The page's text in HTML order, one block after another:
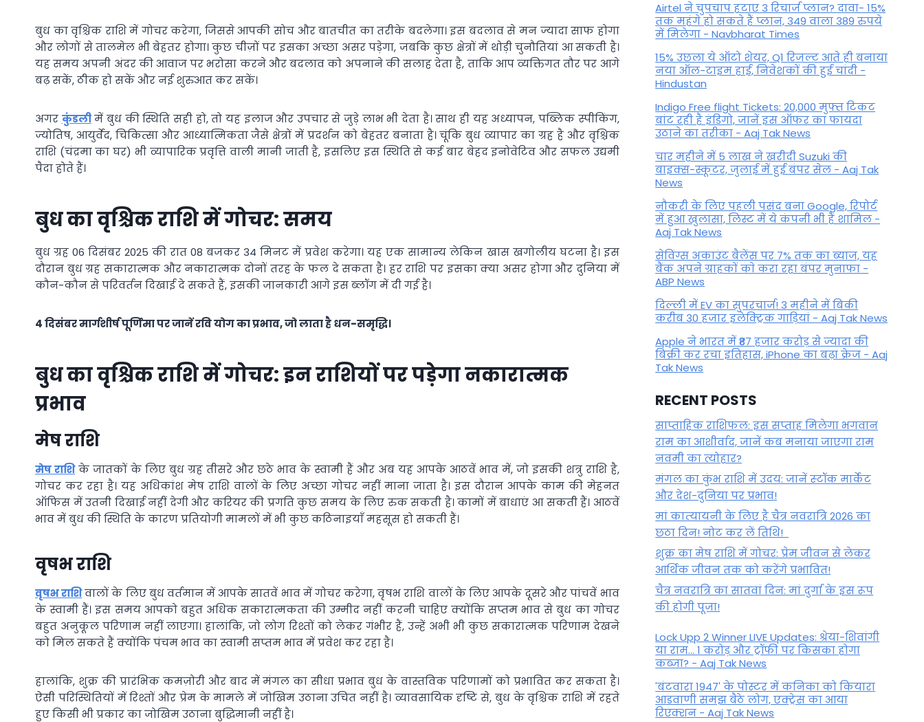
बुध का वृश्चिक राशि में गोचर करेगा, जिससे आपकी सोच और बातचीत का तरीके बदलेगा। इस बदलाव से मन ज्यादा साफ होगा
और लोगों से तालमेल भी बेहतर होगा। कुछ चीज़ों पर इसका अच्छा असर पड़ेगा, जबकि कुछ क्षेत्रों में थोड़ी चुनौतियां आ सकती है।
यह समय अपनी अंदर की आवाज पर भरोसा करने और बदलाव को अपनाने की सलाह देता है, ताकि आप व्यक्तिगत तौर पर आगे
बढ़ सकें, ठीक हो सकें और नई शुरुआत कर सकें।
अगर कुंडलीमें बुध की स्थिति सही हो, तो यह इलाज और उपचार से जुड़े लाभ भी देता है। साथ ही यह अध्यापन, पब्लिक स्पीकिंग,
ज्योतिष, आयुर्वेद, चिकित्सा और आध्यात्मिकता जैसे क्षेत्रों में प्रदर्शन को बेहतर बनाता है। चूंकि बुध व्यापार का ग्रह है और वृश्चिक
राशि (चंद्रमा का घर) भी व्यापारिक प्रवृत्ति वाली मानी जाती है, इसलिए इस स्थिति से कई बार बेहद इनोवेटिव और सफल उद्यमी
पैदा होते हैं।
बुध का वृश्चिक राशि में गोचर: समय
बुध ग्रह 06 दिसंबर 2025 की रात 08 बजकर 34 मिनट में प्रवेश करेगा। यह एक सामान्य लेकिन खास खगोलीय घटना है। इस
दौरान बुध ग्रह सकारात्मक और नकारात्मक दोनों तरह के फल दे सकता है। हर राशि पर इसका क्या असर होगा और दुनिया में
कौन-कौन से परिवर्तन दिखाई दे सकते हैं, इसकी जानकारी आगे इस ब्लॉग में दी गई है।
4 दिसंबर मार्गशीर्ष पूर्णिमा पर जानें रवि योग का प्रभाव, जो लाता है धन-समृद्धि।
बुध का वृश्चिक राशि में गोचर: इन राशियों पर पड़ेगा नकारात्मक
प्रभाव
मेष राशि
मेष राशिके जातकों के लिए बुध ग्रह तीसरे और छठे भाव के स्वामी हैं और अब यह आपके आठवें भाव में, जो इसकी शत्रु राशि है,
गोचर कर रहा है। यह अधिकांश मेष राशि वालों के लिए अच्छा गोचर नहीं माना जाता है। इस दौरान आपके काम की मेहनत
ऑफिस में उतनी दिखाई नहीं देगी और करियर की प्रगति कुछ समय के लिए रुक सकती है। कामों में बाधाएं आ सकती हैं। आठवें
भाव में बुध की स्थिति के कारण प्रतियोगी मामलों में भी कुछ कठिनाइयाँ महसूस हो सकती हैं।
वृषभ राशि
वृषभ राशिवालों के लिए बुध वर्तमान में आपके सातवें भाव में गोचर करेगा, वृषभ राशि वालों के लिए आपके दूसरे और पांचवें भाव
के स्वामी हैं। इस समय आपको बहुत अधिक सकारात्मकता की उम्मीद नहीं करनी चाहिए क्योंकि सप्तम भाव से बुध का गोचर
बहुत अनुकूल परिणाम नहीं लाएगा। हालांकि, जो लोग रिश्तों को लेकर गंभीर हैं, उन्हें अभी भी कुछ सकारात्मक परिणाम देखने
को मिल सकते हैं क्योंकि पंचम भाव का स्वामी सप्तम भाव में प्रवेश कर रहा है।
हालांकि, शुक्र की प्रारंभिक कमज़ोरी और बाद में मंगल का सीधा प्रभाव बुध के वास्तविक परिणामों को प्रभावित कर सकता है।
ऐसी परिस्थितियों में रिश्तों और प्रेम के मामले में जोखिम उठाना उचित नहीं है। व्यावसायिक दृष्टि से, बुध के वृश्चिक राशि में रहते
हुए किसी भी प्रकार का जोखिम उठाना बुद्धिमानी नहीं है।
Airtel ने चुपचाप हटाए 3 रिचार्ज प्लान? दावा- 15%
तक महंगे हो सकते हैं प्लान, 349 वाला 389 रुपये
में मिलेगा - Navbharat Times
15% उछला ये ऑटो शेयर, Q1 रिजल्ट आते ही बनाया
नया ऑल-टाइम हाई, निवेशकों की हुई चांदी -
Hindustan
Indigo Free flight Tickets: 20,000 मुफ्त टिकट
बांट रही है इंडिगो, जानें इस ऑफर का फायदा
उठाने का तरीका - Aaj Tak News
चार महीने में 5 लाख ने खरीदी Suzuki की
बाइक्स-स्कूटर, जुलाई में हुई बंपर सेल - Aaj Tak
News
नौकरी के लिए पहली पसंद बना Google, रिपोर्ट
में हुआ खुलासा, लिस्ट में ये कंपनी भी हैं शामिल -
Aaj Tak News
सेविंग्स अकाउंट बैलेंस पर 7% तक का ब्याज, यह
बैंक अपने ग्राहकों काे करा रहा बंपर मुनाफा -
ABP News
दिल्ली में EV का सुपरचार्ज! 3 महीने में बिकी
करीब 30 हजार इलेक्ट्रिक गाड़ियां - Aaj Tak News
Apple ने भारत में ₹87 हजार करोड़ से ज्यादा की
बिक्री कर रचा इतिहास, iPhone का बढ़ा क्रेज - Aaj
Tak News
RECENT POSTS
साप्ताहिक राशिफल: इस सप्ताह मिलेगा भगवान
राम का आशीर्वाद, जानें कब मनाया जाएगा राम
नवमी का त्योहार?
मंगल का कुंभ राशि में उदय: जानें स्‍टॉक मार्केट
और देश-दुनिया पर प्रभाव!
मां कात्‍यायनी के लिए है चैत्र नवरात्रि 2026 का
छठा दिन! नोट कर लें तिथि!
शुक्र का मेष राशि में गोचर: प्रेम जीवन से लेकर
आर्थिक जीवन तक को करेंगे प्रभावित!
चैत्र नवरात्रि का सातवां दिन: मां दुर्गा के इस रूप
की होगी पूजा!
Lock Upp 2 Winner LIVE Updates: श्रेया-शिवांगी
या राम... 1 करोड़ और ट्रॉफी पर किसका होगा
कब्जा? - Aaj Tak News
'बंटवारा 1947' के पोस्टर में कनिका को कियारा
आडवाणी समझ बैठे लोग, एक्ट्रेस का आया
रिएक्शन - Aaj Tak News